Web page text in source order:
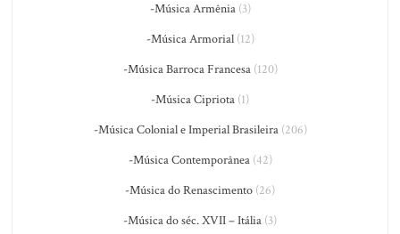
-Música Armênia(3)
-Música Armorial(12)
-Música Barroca Francesa(120)
-Música Cipriota (1)
-Música Colonial e Imperial Brasileira(206)
-Música Contemporânea(42)
-Música do Renascimento (26)
-Música do séc. XVII – Itália (3)